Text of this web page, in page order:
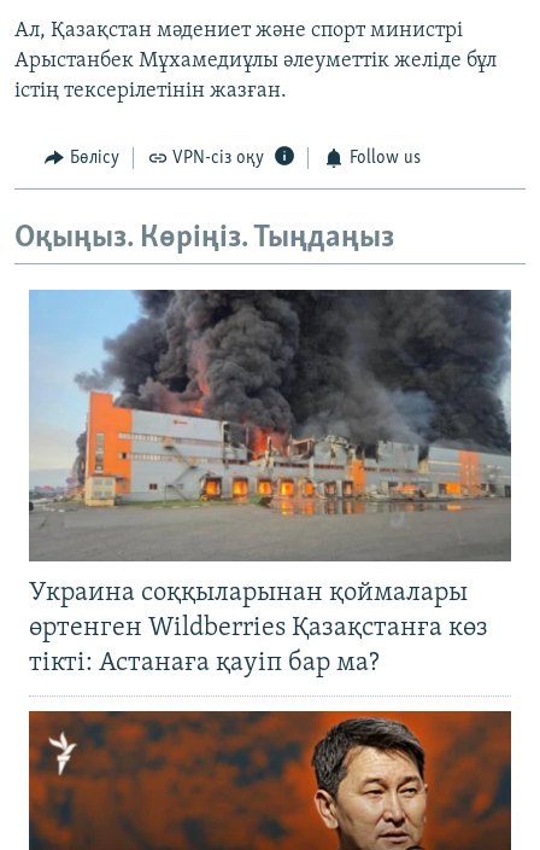
Ал, Қазақстан мәдениет және спорт министрі
Арыстанбек Мұхамедиұлы әлеуметтік желіде бұл
істің тексерілетінін жазған.
Бөлісу VPN-сіз оқу Follow us
Оқыңыз. Көріңіз. Тыңдаңыз
Украина соққыларынан қоймалары
өртенген Wildberries Қазақстанға көз
тікті: Астанаға қауіп бар ма?